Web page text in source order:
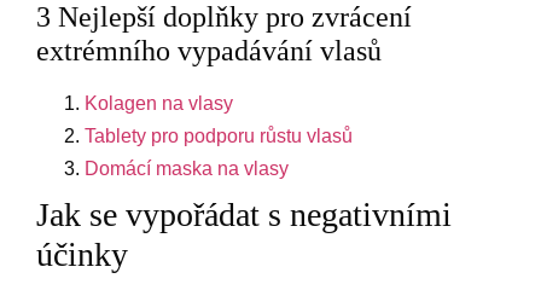
3 Nejlepší doplňky pro zvrácení
extrémního vypadávání vlasů
Kolagen na vlasy
Tablety pro podporu růstu vlasů
Domácí maska na vlasy
Jak se vypořádat s negativními
účinky